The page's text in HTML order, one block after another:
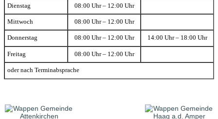
Dienstag 08:00 Uhr – 12:00 Uhr
Mittwoch 08:00 Uhr – 12:00 Uhr
Donnerstag 08:00 Uhr – 12:00 Uhr 14:00 Uhr – 18:00 Uhr
Freitag 08:00 Uhr – 12:00 Uhr
oder nach Terminabsprache